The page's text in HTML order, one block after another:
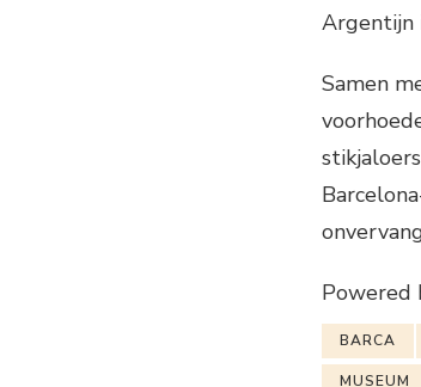
Argentijn
Samen
Powered
BARCA
MUSEUM